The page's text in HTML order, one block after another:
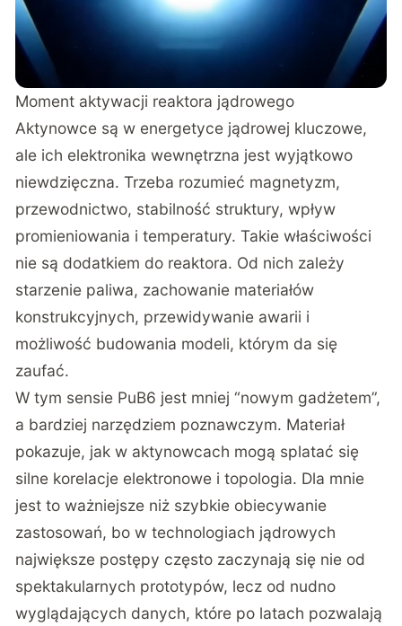
Moment aktywacji reaktora jądrowego
Aktynowce są w energetyce jądrowej kluczowe,
ale ich elektronika wewnętrzna jest wyjątkowo
niewdzięczna. Trzeba rozumieć magnetyzm,
przewodnictwo, stabilność struktury, wpływ
promieniowania i temperatury. Takie właściwości
nie są dodatkiem do reaktora. Od nich zależy
starzenie paliwa, zachowanie materiałów
konstrukcyjnych, przewidywanie awarii i
możliwość budowania modeli, którym da się
zaufać.
W tym sensie PuB6 jest mniej “nowym gadżetem”,
a bardziej narzędziem poznawczym. Materiał
pokazuje, jak w aktynowcach mogą splatać się
silne korelacje elektronowe i topologia. Dla mnie
jest to ważniejsze niż szybkie obiecywanie
zastosowań, bo w technologiach jądrowych
największe postępy często zaczynają się nie od
spektakularnych prototypów, lecz od nudno
wyglądających danych, które po latach pozwalają